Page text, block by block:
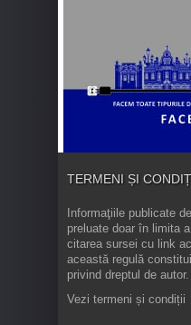
TERMENI ȘI
Informaţiile publicate
preluate doar în limita
citarea sursei cu link
această regulă
privind dreptul de autor.
Vezi termeni și condiții